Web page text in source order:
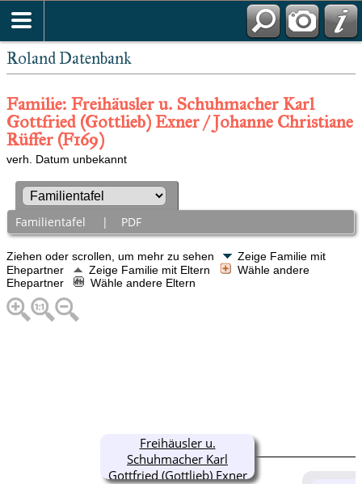
Roland Datenbank
Familie: Freihäusler u. Schuhmacher Karl
Gottfried (Gottlieb) Exner / Johanne Christiane
Rüffer (F169)
verh. Datum unbekannt
Familientafel | PDF
Ziehen oder scrollen, um mehr zu sehen
Zeige Familie mit
Ehepartner
Zeige Familie mit Eltern
Wähle andere
Ehepartner
Wähle andere Eltern
Freihäusler u.
Schuhmacher Karl
Gottfried (Gottlieb) Exner